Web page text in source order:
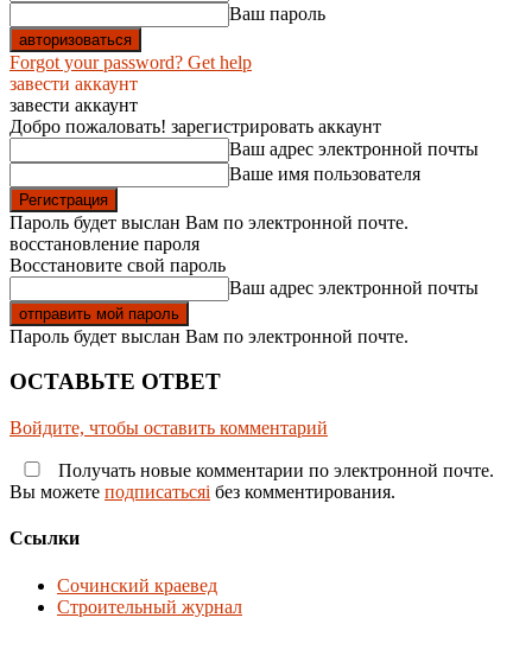
Ваш пароль
Forgot your password? Get help
завести аккаунт
завести аккаунт
Добро пожаловать! зарегистрировать аккаунт
Ваш адрес электронной почты
Ваше имя пользователя
Пароль будет выслан Вам по электронной почте.
восстановление пароля
Восстановите свой пароль
Ваш адрес электронной почты
Пароль будет выслан Вам по электронной почте.
ОСТАВЬТЕ ОТВЕТ
Войдите, чтобы оставить комментарий
Получать новые комментарии по электронной почте.
Вы можете подписатьсяi без комментирования.
Ссылки
Сочинский краевед
Строительный журнал